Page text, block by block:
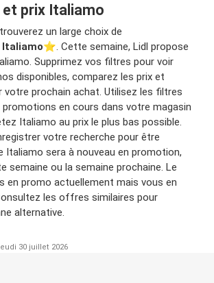
prix Italiamo
un large choix de
⭐️. Cette semaine, Lidl propose
Supprimez vos filtres pour voir
disponibles, comparez les prix et
votre prochain achat. Utilisez les filtres
promotions en cours dans votre magasin
Italiamo au prix le plus bas possible.
votre recherche pour être
Italiamo sera à nouveau en promotion,
semaine ou la semaine prochaine. Le
en promo actuellement mais vous en
les offres similaires pour
alternative.
30 juillet 2026